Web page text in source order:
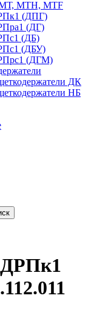
МТ, МТН, МТF
(ДПГ)
(ДГ)
(ДБ)
(ДБУ)
(ДГМ)
ДК
НБ